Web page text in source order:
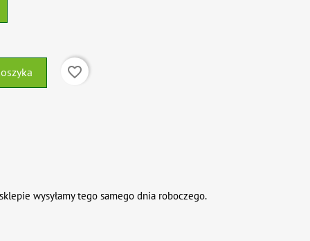
favorite_border
wysyłamy tego samego dnia roboczego.